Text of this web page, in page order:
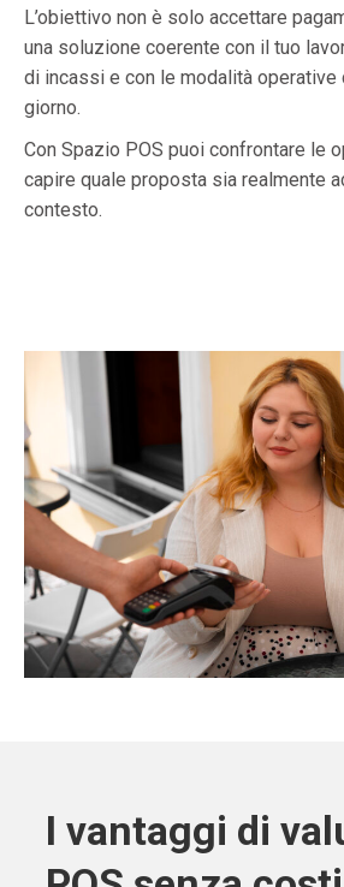
L’obiettivo non è solo accettare
una soluzione coerente con il tuo
di incassi e con le modalità
giorno.
Con Spazio POS puoi confrontare le
capire quale proposta sia realmente
contesto.
I vantaggi di